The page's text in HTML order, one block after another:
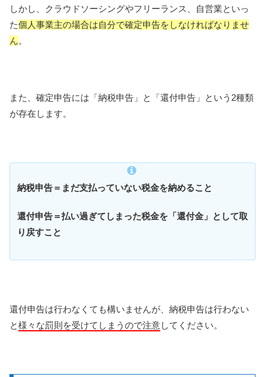
しかし、クラウドソーシングやフリーランス、自営業といっ
た個人事業主の場合は自分で確定申告をしなければなりませ
ん。
また、確定申告には「納税申告」と「還付申告」という2種類
が存在します。
納税申告＝まだ支払っていない税金を納めること
還付申告＝払い過ぎてしまった税金を「還付金」として取
り戻すこと
還付申告は行わなくても構いませんが、納税申告は行わない
と様々な罰則を受けてしまうので注意してください。